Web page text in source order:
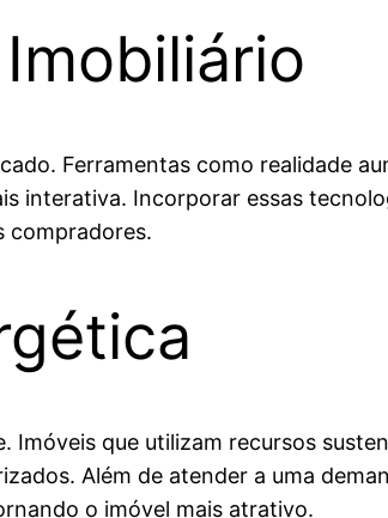
Ferramentas como realidade
interativa. Incorporar essas
compradores.
Imóveis que utilizam recursos
Além de atender a uma
o imóvel mais atrativo.